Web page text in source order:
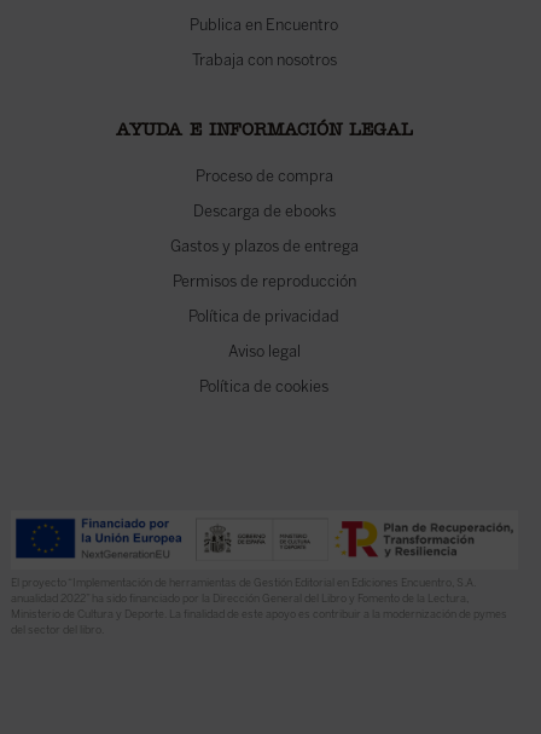
Publica en Encuentro
Trabaja con nosotros
AYUDA E INFORMACIÓN LEGAL
Proceso de compra
Descarga de ebooks
Gastos y plazos de entrega
Permisos de reproducción
Política de privacidad
Aviso legal
Política de cookies
El proyecto “Implementación de herramientas de Gestión Editorial en Ediciones Encuentro, S.A.
anualidad 2022” ha sido financiado por la Dirección General del Libro y Fomento de la Lectura,
Ministerio de Cultura y Deporte. La finalidad de este apoyo es contribuir a la modernización de pymes
del sector del libro.